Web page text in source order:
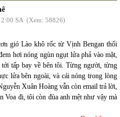
SA (Xem: 58826)
gió Lào khô rốc từ Vịnh Bengan thổi
hơi nóng ngùn ngụt lửa phả vào mặt,
tấp bay về bên tôi. Từng người, từng
lửa bên ngoài, và cái nóng trong lòng
Xuân Hoàng vẫn còn email trả lời,
Voa đi, tôi còn đùa anh mệt như vậy mà